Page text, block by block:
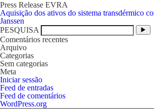
Press Release EVRA
Navegação
de
artigos
Aquisição dos ativos do sistema transdérmico
Janssen
PESQUISA
Comentários recentes
Arquivo
Categorias
Sem categorias
Meta
Iniciar sessão
Feed de entradas
Feed de comentários
WordPress.org